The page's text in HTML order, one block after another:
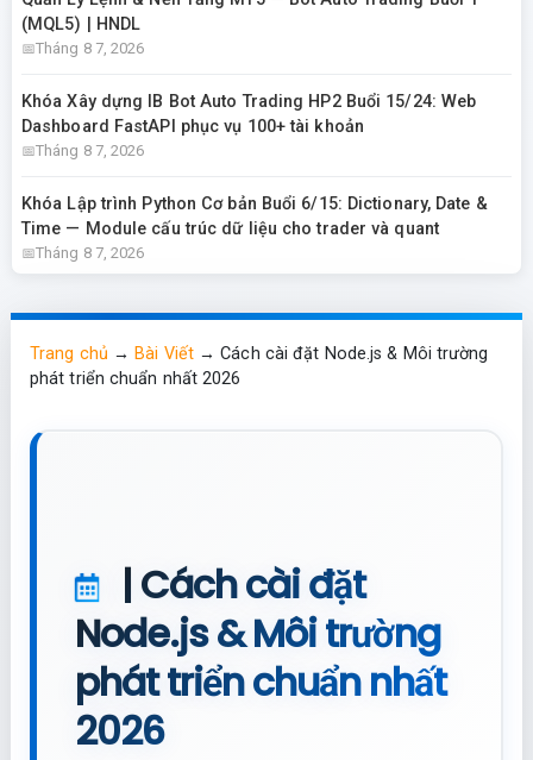
(MQL5) | HNDL
Tháng 8 7, 2026
Khóa Xây dựng IB Bot Auto Trading HP2 Buổi 15/24: Web
Dashboard FastAPI phục vụ 100+ tài khoản
Tháng 8 7, 2026
Khóa Lập trình Python Cơ bản Buổi 6/15: Dictionary, Date &
Time — Module cấu trúc dữ liệu cho trader và quant
Tháng 8 7, 2026
Trang chủ →Bài Viết→Cách cài đặt Node.js & Môi trường
phát triển chuẩn nhất 2026
| Cách cài đặt
Node.js & Môi trường
phát triển chuẩn nhất
2026